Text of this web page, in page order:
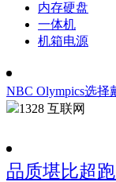
内存硬盘
一体机
机箱电源
NBC Olympics选
1328 互联网
品质堪比超